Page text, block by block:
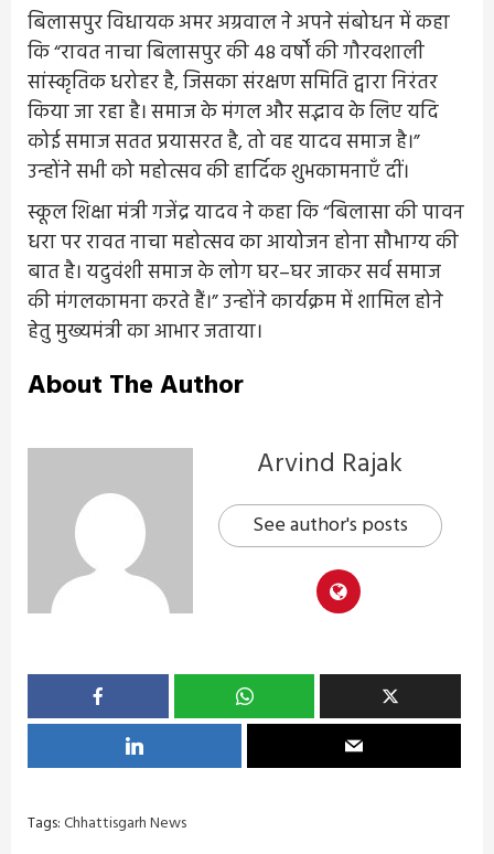
बिलासपुर विधायक अमर अग्रवाल ने अपने संबोधन में कहा
कि “रावत नाचा बिलासपुर की 48 वर्षों की गौरवशाली
सांस्कृतिक धरोहर है, जिसका संरक्षण समिति द्वारा निरंतर
किया जा रहा है। समाज के मंगल और सद्भाव के लिए यदि
कोई समाज सतत प्रयासरत है, तो वह यादव समाज है।”
उन्होंने सभी को महोत्सव की हार्दिक शुभकामनाएँ दीं।
स्कूल शिक्षा मंत्री गजेंद्र यादव ने कहा कि “बिलासा की पावन
धरा पर रावत नाचा महोत्सव का आयोजन होना सौभाग्य की
बात है। यदुवंशी समाज के लोग घर–घर जाकर सर्व समाज
की मंगलकामना करते हैं।” उन्होंने कार्यक्रम में शामिल होने
हेतु मुख्यमंत्री का आभार जताया।
About The Author
Arvind Rajak
See author's posts
Tags:Chhattisgarh News